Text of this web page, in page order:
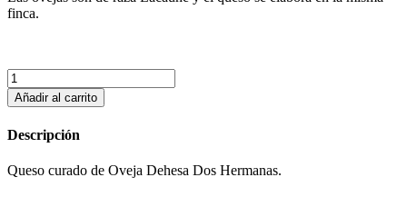
finca.
Añadir al carrito
Descripción
Queso curado de Oveja Dehesa Dos Hermanas.